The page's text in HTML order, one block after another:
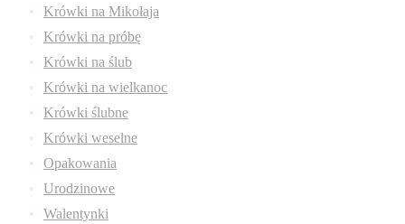
Krówki na Mikołaja
Krówki na próbę
Krówki na ślub
Krówki na wielkanoc
Krówki ślubne
Krówki weselne
Opakowania
Urodzinowe
Walentynki